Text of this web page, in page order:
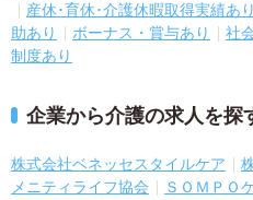
産休･育休･介護休暇取得実績あり
助あり
ボーナス・賞与あり 社
制度あり
企業から介護の求人を探
株式会社ベネッセスタイルケア
メニティライフ協会
ＳＯＭＰＯ